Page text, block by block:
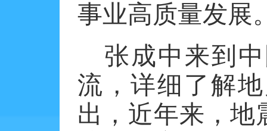
事业高质量发展
张成中来到
流，详细了解
出，近年来，地